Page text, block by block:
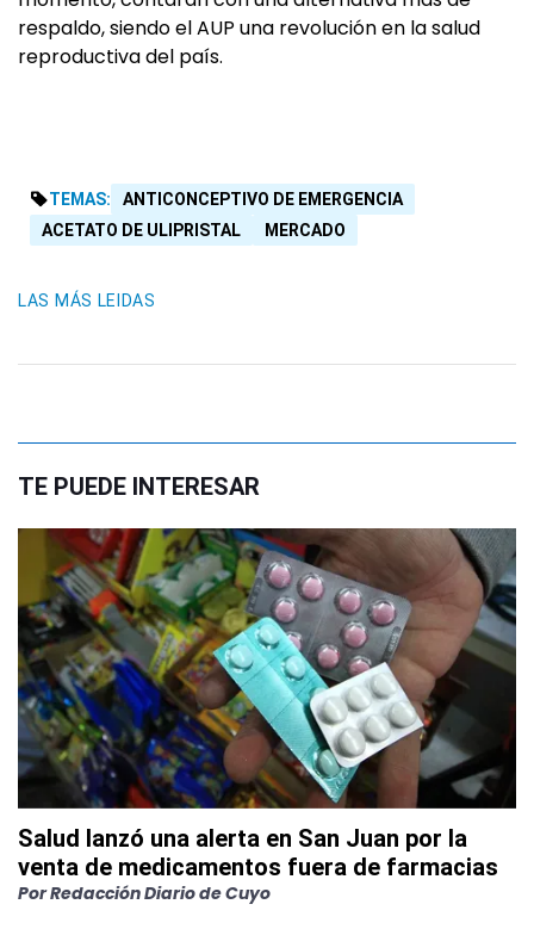
respaldo, siendo el AUP una revolución en la salud
reproductiva del país.
TEMAS:
ANTICONCEPTIVO DE EMERGENCIA
ACETATO DE ULIPRISTAL
MERCADO
LAS MÁS LEIDAS
TE PUEDE INTERESAR
Salud lanzó una alerta en San Juan por la
venta de medicamentos fuera de farmacias
PorRedacción Diario de Cuyo